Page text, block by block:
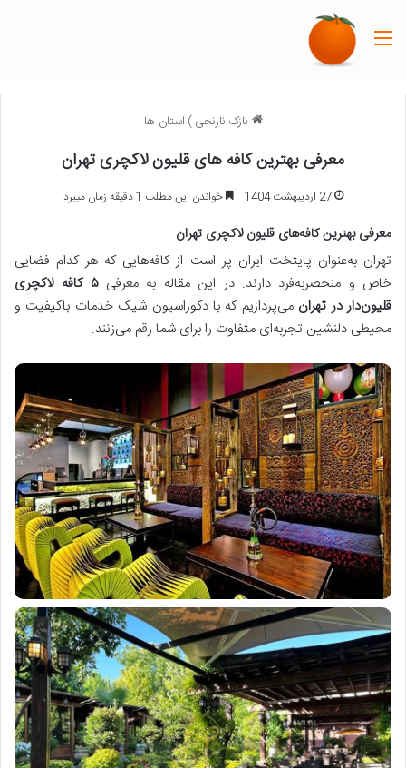
نازک نارنجی ) استان ها
معرفی بهترین کافه های قلیون لاکچری تهران
27 اردیبهشت 1404 خواندن این مطلب 1 دقیقه زمان میبرد
معرفی بهترین کافه‌های قلیون لاکچری تهران
تهران به‌عنوان پایتخت ایران پر است از کافه‌هایی که هر کدام فضایی
خاص و منحصربه‌فرد دارند. در این مقاله به معرفی
۵ کافه لاکچری
قلیون‌دار در تهران می‌پردازیم که با دکوراسیون شیک خدمات باکیفیت و
محیطی دلنشین تجربه‌ای متفاوت را برای شما رقم می‌زنند.